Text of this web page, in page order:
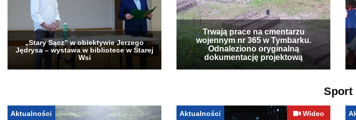
„Stary Sącz” w obiektywie Jerzego
Jędrysa – wystawa w bibliotece w Starej
Wsi
Trwają prace na cmentarzu
wojennym nr 365 w Tymbarku.
Odnaleziono oryginalną
dokumentację projektową
Sport
Aktualności Aktualności Wideo